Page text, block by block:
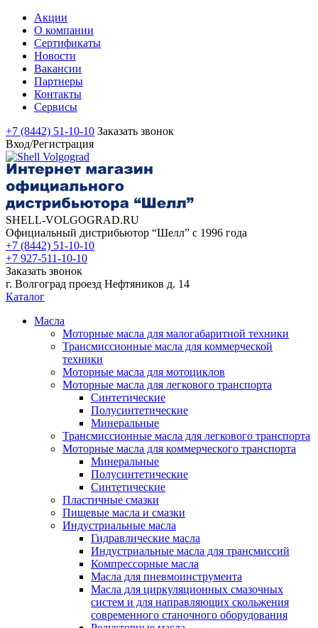
Акции
О компании
Сертификаты
Новости
Вакансии
Партнеры
Контакты
Сервисы
+7 (8442) 51-10-10 Заказать звонок
Вход/Регистрация
SHELL-VOLGOGRAD.RU
Официальный дистрибьютор “Шелл” с 1996 года
+7 (8442) 51-10-10
+7 927-511-10-10
Заказать звонок
г. Волгоград проезд Нефтяников д. 14
Каталог
Масла
Моторные масла для малогабаритной техники
Трансмиссионные масла для коммерческой
техники
Моторные масла для мотоциклов
Моторные масла для легкового транспорта
Синтетические
Полусинтетические
Минеральные
Трансмиссионные масла для легкового транспорта
Моторные масла для коммерческого транспорта
Минеральные
Полусинтетические
Синтетические
Пластичные смазки
Пищевые масла и смазки
Индустриальные масла
Гидравлические масла
Индустриальные масла для трансмиссий
Компрессорные масла
Масла для пневмоинструмента
Масла для циркуляционных смазочных
систем и для направляющих скольжения
современного станочного оборудования